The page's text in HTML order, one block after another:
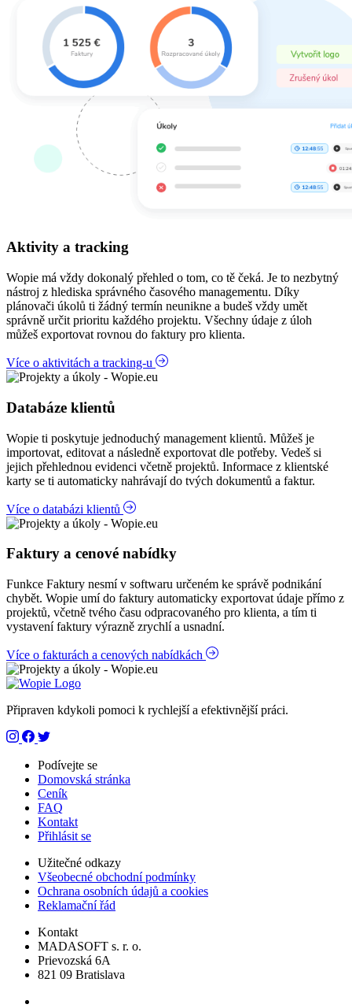
Aktivity a tracking
Wopie má vždy dokonalý přehled o tom, co tě čeká. Je to nezbytný
nástroj z hlediska správného časového managementu. Díky
plánovači úkolů ti žádný termín neunikne a budeš vždy umět
správně určit prioritu každého projektu. Všechny údaje z úloh
můžeš exportovat rovnou do faktury pro klienta.
Více o aktivitách a tracking-u
Databáze klientů
Wopie ti poskytuje jednoduchý management klientů. Můžeš je
importovat, editovat a následně exportovat dle potřeby. Vedeš si
jejich přehlednou evidenci včetně projektů. Informace z klientské
karty se ti automaticky nahrávají do tvých dokumentů a faktur.
Více o databázi klientů
Faktury a cenové nabídky
Funkce Faktury nesmí v softwaru určeném ke správě podnikání
chybět. Wopie umí do faktury automaticky exportovat údaje přímo z
projektů, včetně tvého času odpracovaného pro klienta, a tím ti
vystavení faktury výrazně zrychlí a usnadní.
Více o fakturách a cenových nabídkách
Připraven kdykoli pomoci k rychlejší a efektivnější práci.
Podívejte se
Domovská stránka
Ceník
FAQ
Kontakt
Přihlásit se
Užitečné odkazy
Všeobecné obchodní podmínky
Ochrana osobních údajů a cookies
Reklamační řád
Kontakt
MADASOFT s. r. o.
Prievozská 6A
821 09 Bratislava